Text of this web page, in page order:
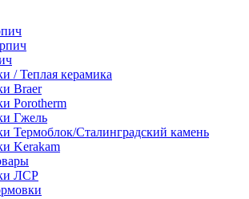
/ Теплая керамика
Braer
Porotherm
Гжель
Термоблок/Сталинградский камень
Kerakam
ЛСР